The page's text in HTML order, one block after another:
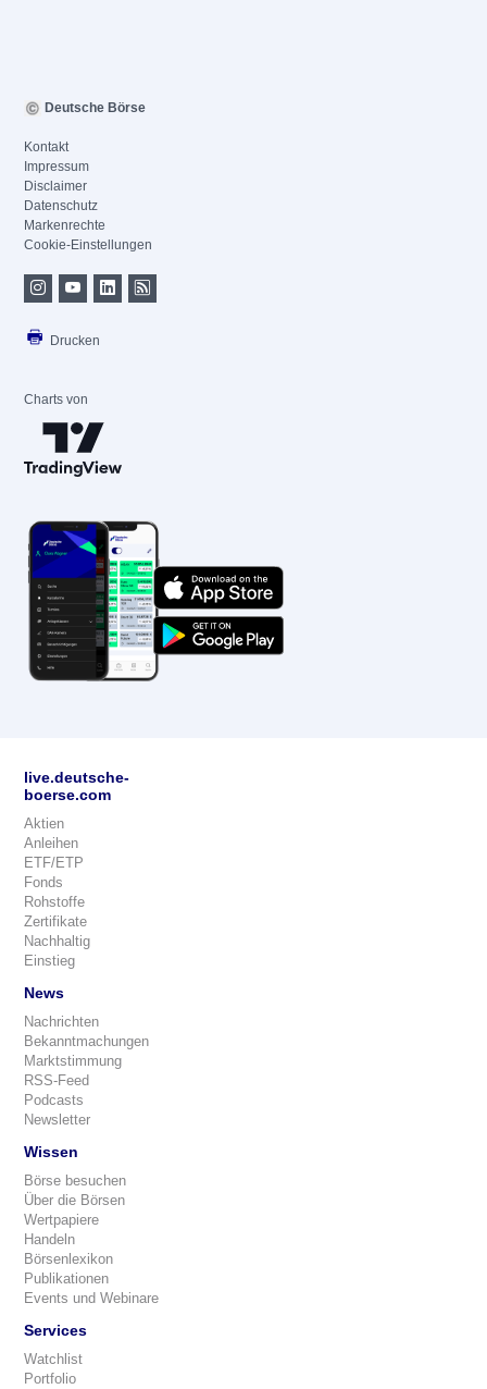
Deutsche Börse
Kontakt
Impressum
Disclaimer
Datenschutz
Markenrechte
Cookie-Einstellungen
Drucken
Charts von
live.deutsche-
boerse.com
Aktien
Anleihen
ETF/ETP
Fonds
Rohstoffe
Zertifikate
Nachhaltig
Einstieg
News
Nachrichten
Bekanntmachungen
Marktstimmung
RSS-Feed
Podcasts
Newsletter
Wissen
Börse besuchen
Über die Börsen
Wertpapiere
Handeln
Börsenlexikon
Publikationen
Events und Webinare
Services
Watchlist
Portfolio